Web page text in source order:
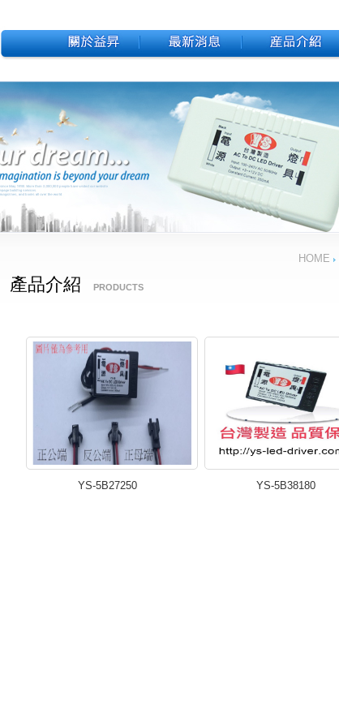
HOME
產品介紹 PRODUCTS
YS-5B27250 YS-5B38180